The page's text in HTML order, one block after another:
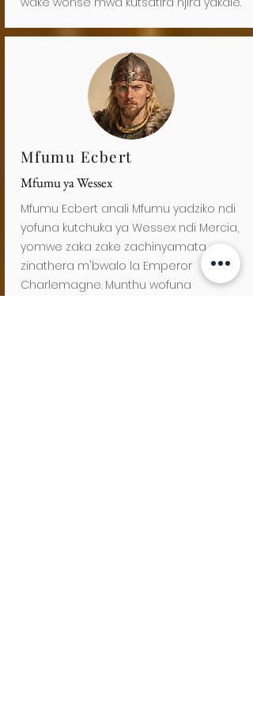
Mfumu Ecbert
Mfumu ya Wessex
Mfumu Ecbert anali Mfumu yadziko ndi
yofuna kutchuka ya Wessex ndi Mercia,
yomwe zaka zake zachinyamata
zinathera m'bwalo la Emperor
Charlemagne. Munthu wofuna